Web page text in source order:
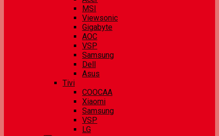
MSI
Viewsonic
Gigabyte
AOC
VSP
Samsung
Dell
Asus
Tivi
COOCAA
Xiaomi
Samsung
VSP
LG